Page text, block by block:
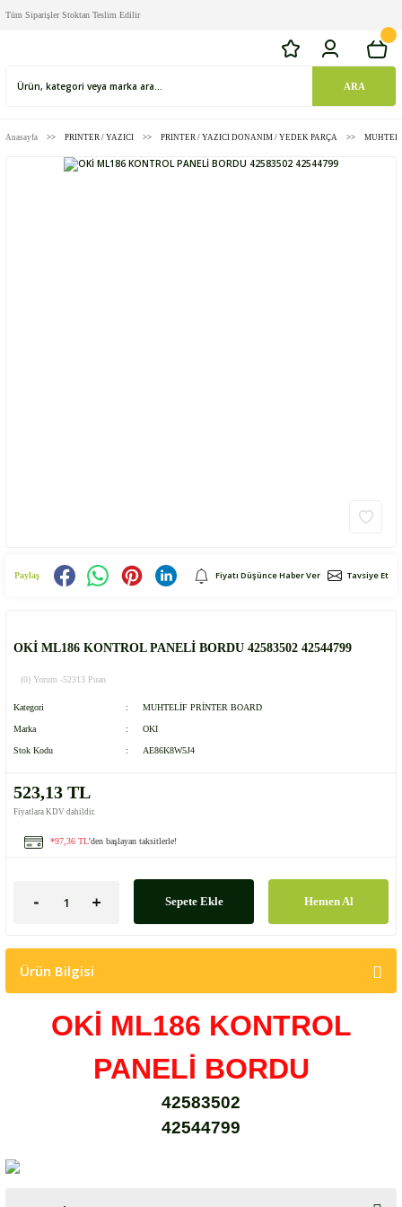
Tüm Siparişler Stoktan Teslim Edilir
ARA
Anasayfa PRINTER / YAZICI PRINTER / YAZICI DONANIM / YEDEK PARÇA
Paylaş Fiyatı Düşünce Haber Ver Tavsiye Et
OKİ ML186 KONTROL PANELİ BORDU 42583502 42544799
(0) Yorum -52313 Puan
Kategori MUHTELİF PRİNTER BOARD
Marka OKI
Stok Kodu AE86K8W5J4
523,13 TL
Fiyatlara KDV dahildir.
*97,36 TL'den başlayan taksitlerle!
Sepete Ekle Hemen Al
Ürün Bilgisi
OKİ ML186 KONTROL
PANELİ BORDU
42583502
42544799